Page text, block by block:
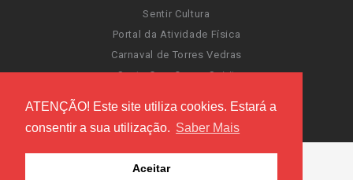
ATENÇÃO! Este site utiliza cookies. Estará a
consentir a sua utilização. Saber Mais
Aceitar
Sentir Cultura
Portal da Atividade Física
Carnaval de Torres Vedras
Santa Cruz Ocean Spirit